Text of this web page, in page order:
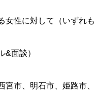
女性に対して（いずれも
面談）
市、明石市、姫路市、